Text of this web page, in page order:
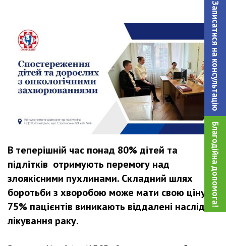
Записатися на консультацiю
Благодійна допомога!
В теперішній час понад 80% дітей та
підлітків отримують перемогу над
злоякісними пухлинами. Складний шлях
боротьби з хворобою може мати свою ціну: у
75% пацієнтів виникають віддалені наслідки
лікування раку.